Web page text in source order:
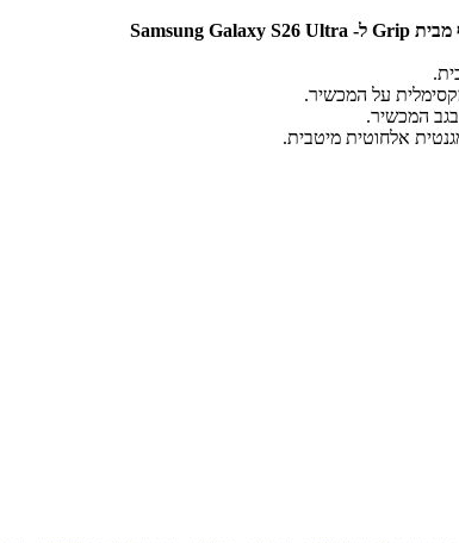
מבית Grip ל- Samsung Galaxy S26 Ultra
המכשיר.
אלחוטית מיטבית.